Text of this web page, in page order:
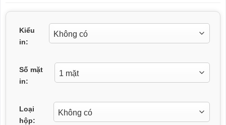
Kiểu
in:
Số mặt
in:
Loại
hộp: